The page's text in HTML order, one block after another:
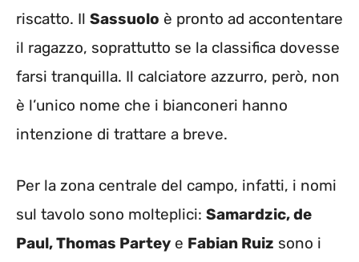
riscatto. Il Sassuolo è pronto ad accontentare
il ragazzo, soprattutto se la classifica dovesse
farsi tranquilla. Il calciatore azzurro, però, non
è l’unico nome che i bianconeri hanno
intenzione di trattare a breve.
Per la zona centrale del campo, infatti, i nomi
sul tavolo sono molteplici: Samardzic, de
Paul, Thomas Partey e Fabian Ruiz sono i